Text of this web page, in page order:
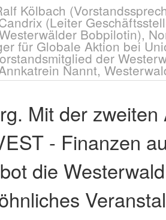
Kölbach
(Leiter
Bobpilotin),
für Globale Aktion bei
der
Nannt,
Mit der
- Finanzen
die